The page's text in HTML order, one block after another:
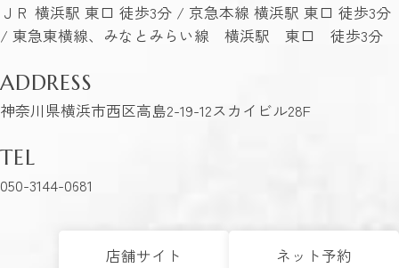
ＪＲ 横浜駅 東口 徒歩3分 / 京急本線 横浜駅 東口 徒歩3分
/ 東急東横線、みなとみらい線 横浜駅 東口 徒歩3分
ADDRESS
神奈川県横浜市西区高島2-19-12スカイビル28F
TEL
050-3144-0681
店舗サイト ネット予約